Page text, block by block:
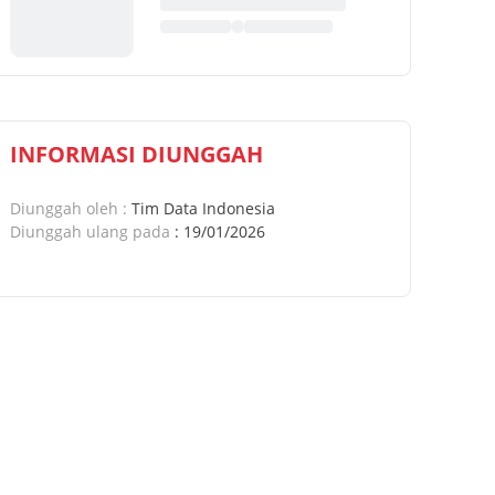
INFORMASI DIUNGGAH
Diunggah oleh : Tim Data Indonesia
Diunggah ulang pada : 19/01/2026